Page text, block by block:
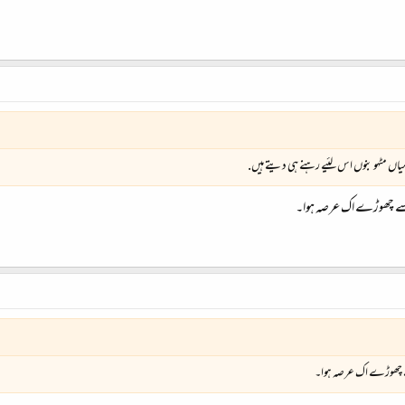
مٹهو بنوں اس لئیے رہنے ہی دیتے ہیں.
چھوڑے اک عرصہ ہوا۔
چھوڑے اک عرصہ ہوا۔